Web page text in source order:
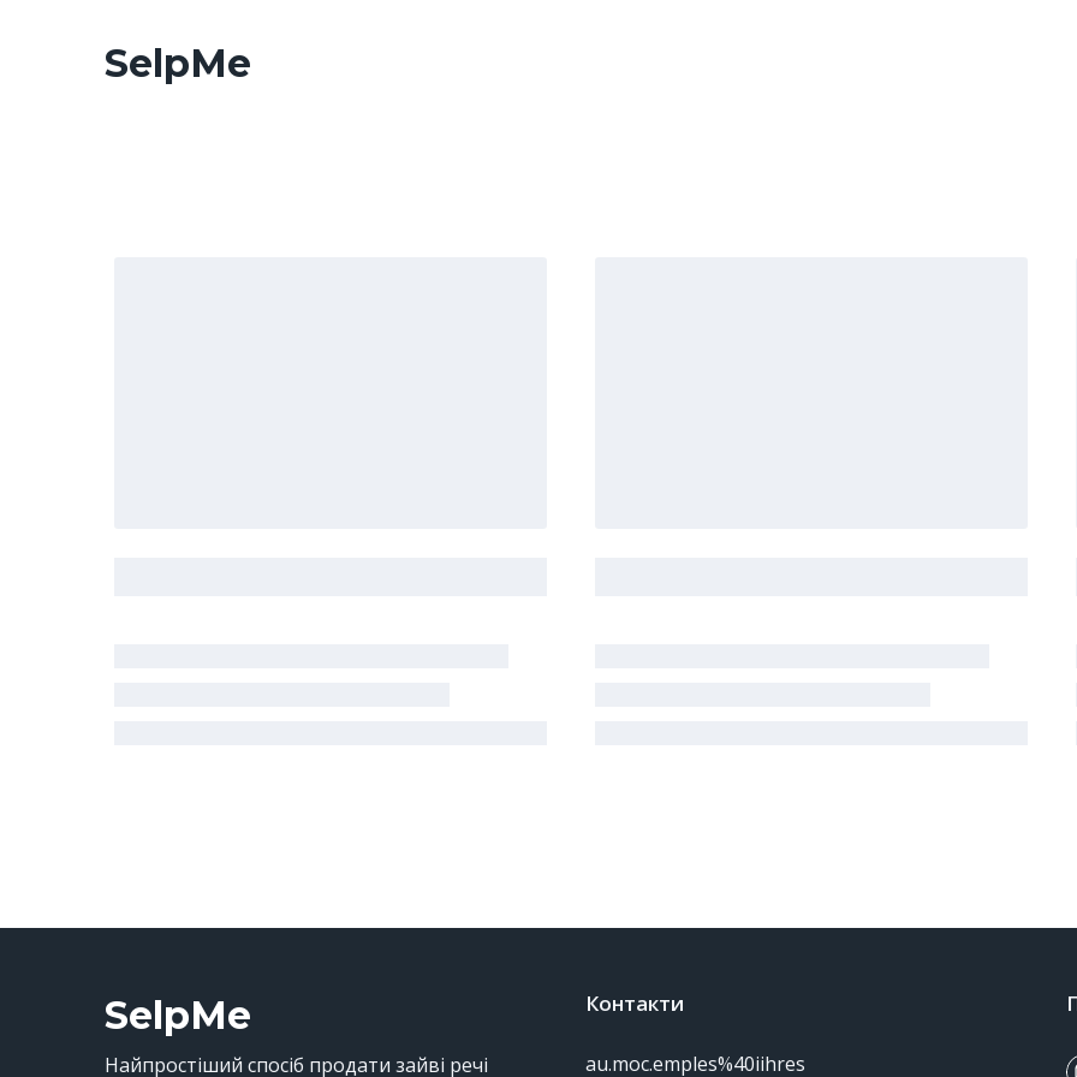
SelpMe
SelpMe
Найпростіший спосіб продати зайві речі
Контакти
au.moc.emples%40iihres